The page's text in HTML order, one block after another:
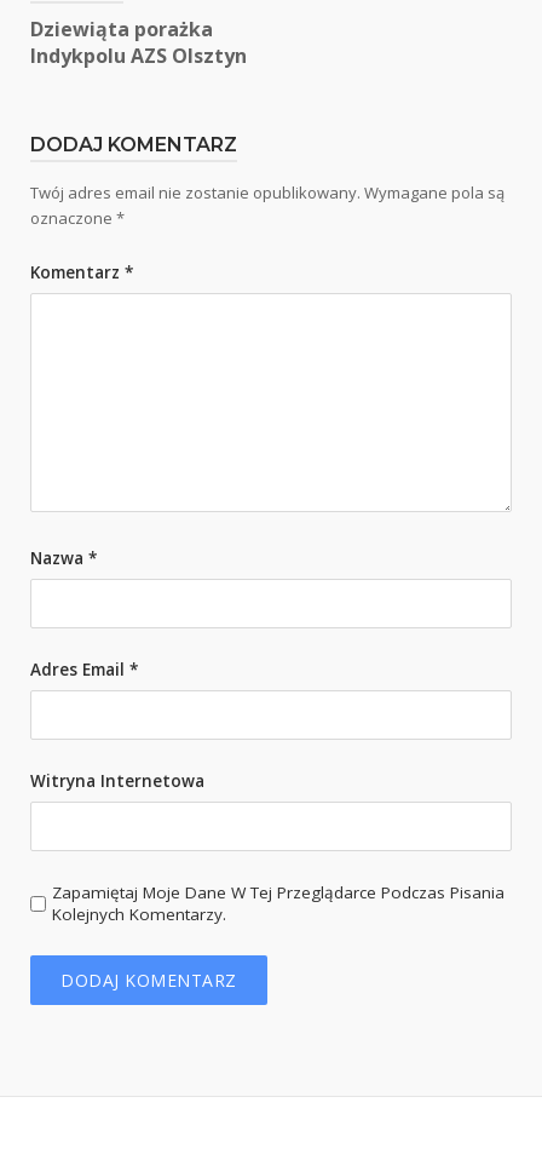
Dziewiąta porażka
Indykpolu AZS Olsztyn
DODAJ KOMENTARZ
Twój adres email nie zostanie opublikowany. Wymagane pola są
oznaczone *
Komentarz *
Nazwa *
Adres Email *
Witryna Internetowa
Zapamiętaj Moje Dane W Tej Przeglądarce Podczas Pisania
Kolejnych Komentarzy.